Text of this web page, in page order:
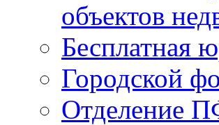
объектов
Бесплатная
Городской
Отделение